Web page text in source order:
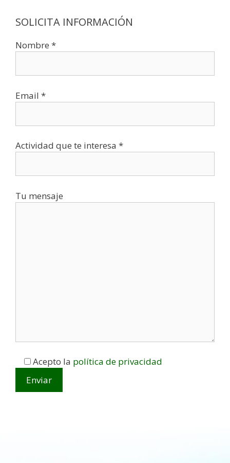
SOLICITA INFORMACIÓN
Nombre *
Email *
Actividad que te interesa *
Tu mensaje
Acepto la política de privacidad